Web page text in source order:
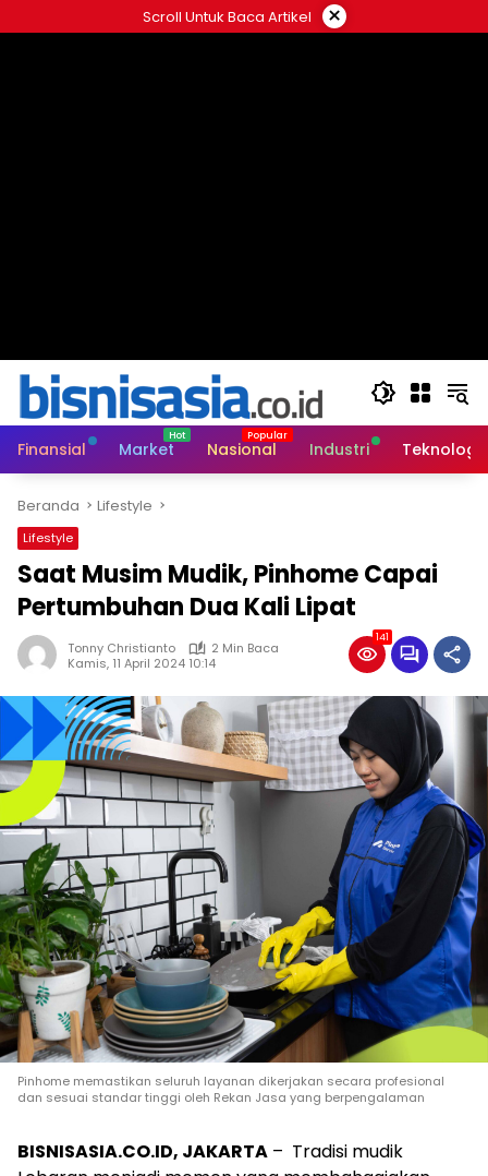
ke
Scroll Untuk Baca Artikel ×
Finansial Market Nasional Industri Teknologi
Beranda Lifestyle
Lifestyle
Saat Musim Mudik, Pinhome Capai
Pertumbuhan Dua Kali Lipat
Tonny Christianto
2 Min Baca
Kamis, 11 April 2024 10:14
141
Pinhome memastikan seluruh layanan dikerjakan secara profesional
dan sesuai standar tinggi oleh Rekan Jasa yang berpengalaman
BISNISASIA.CO.ID, JAKARTA – Tradisi mudik